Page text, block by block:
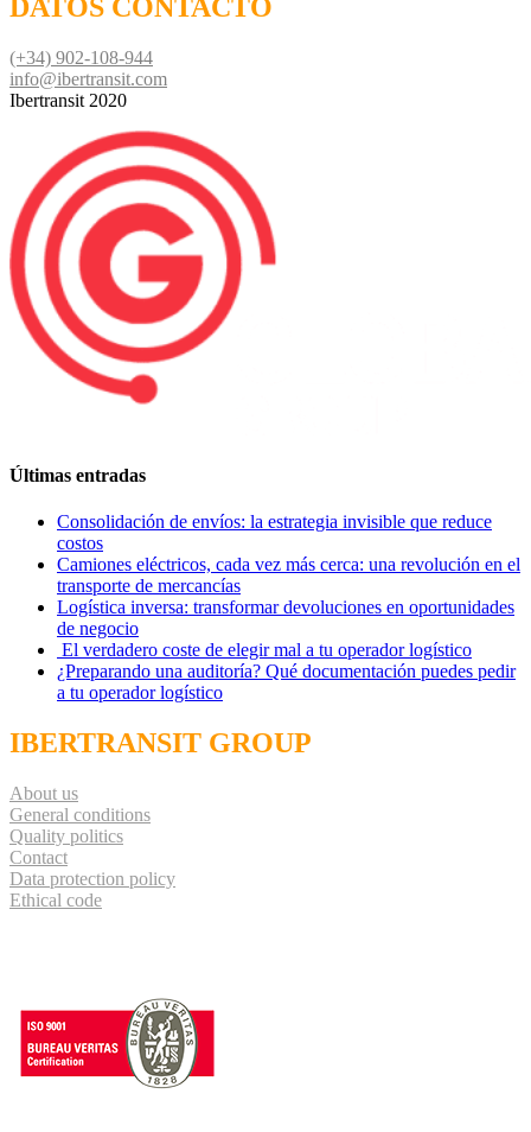
DATOS CONTACTO
(+34) 902-108-944
info@ibertransit.com
Ibertransit 2020
Últimas entradas
Consolidación de envíos: la estrategia invisible que reduce
costos
Camiones eléctricos, cada vez más cerca: una revolución en el
transporte de mercancías
Logística inversa: transformar devoluciones en oportunidades
de negocio
El verdadero coste de elegir mal a tu operador logístico
¿Preparando una auditoría? Qué documentación puedes pedir
a tu operador logístico
IBERTRANSIT GROUP
About us
General conditions
Quality politics
Contact
Data protection policy
Ethical code